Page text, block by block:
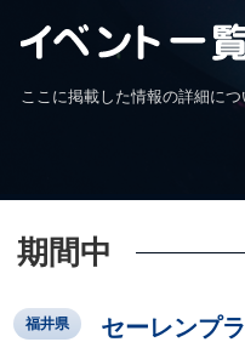
ここに掲載した情報の詳細に
期間中
福井県 セーレンプ